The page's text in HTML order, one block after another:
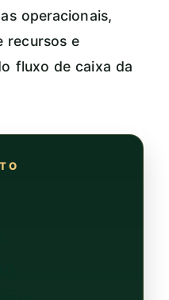
operacionais,
recursos e
fluxo de caixa da